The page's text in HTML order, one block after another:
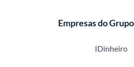
Empresas do
IDinheiro